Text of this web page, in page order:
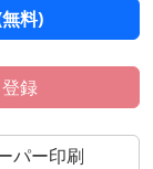
料)
録
パー印刷